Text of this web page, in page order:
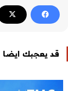
قد يعجبك ايضا